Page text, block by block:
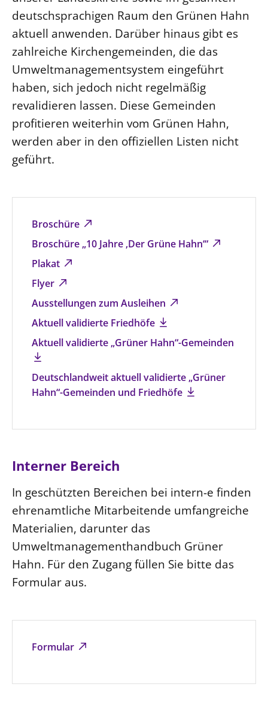
Broschüre
Broschüre „10 Jahre ‚Der Grüne Hahn‘“
Plakat
Flyer
Ausstellungen zum Ausleihen
Aktuell validierte Friedhöfe
Aktuell validierte „Grüner Hahn“-Gemeinden
Deutschlandweit aktuell validierte „Grüner
Hahn“-Gemeinden und Friedhöfe
deutschsprachigen Raum den Grünen Hahn
aktuell anwenden. Darüber hinaus gibt es
zahlreiche Kirchengemeinden, die das
Umweltmanagementsystem eingeführt
haben, sich jedoch nicht regelmäßig
revalidieren lassen. Diese Gemeinden
profitieren weiterhin vom Grünen Hahn,
werden aber in den offiziellen Listen nicht
geführt.
Interner Bereich
Formular
In geschützten Bereichen bei intern-e finden
ehrenamtliche Mitarbeitende umfangreiche
Materialien, darunter das
Umweltmanagementhandbuch Grüner
Hahn. Für den Zugang füllen Sie bitte das
Formular aus.